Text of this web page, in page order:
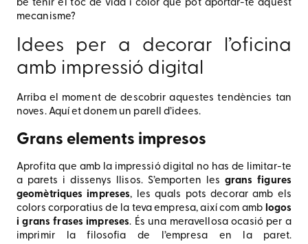
bé tenir el toc de vida i color que pot aportar-te aquest
mecanisme?
Idees per a decorar l’oficina
amb impressió digital
Arriba el moment de descobrir aquestes tendències tan
noves. Aquí et donem un parell d’idees.
Grans elements impresos
Aprofita que amb la impressió digital no has de limitar-te
a parets i dissenys llisos. S’emporten les grans figures
geomètriques impreses, les quals pots decorar amb els
colors corporatius de la teva empresa, així com amb logos
i grans frases impreses. És una meravellosa ocasió per a
imprimir la filosofia de l’empresa en la paret.